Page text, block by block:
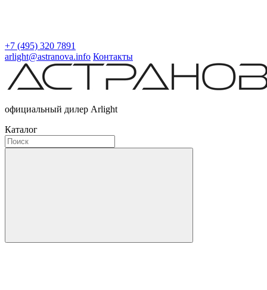
+7 (495) 320 7891
arlight@astranova.info Контакты
официальный дилер Arlight
Каталог